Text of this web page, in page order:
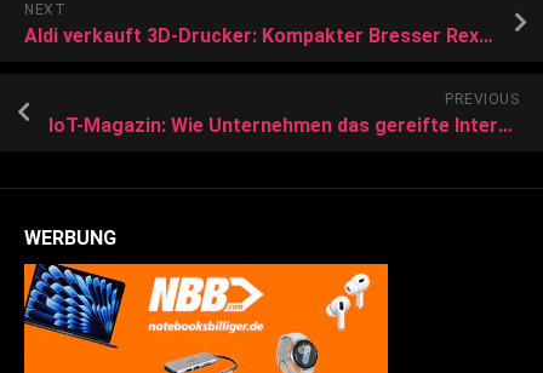
NEXT
Aldi verkauft 3D-Drucker: Kompakter Bresser Rex mit WLAN und Kamera zum günstigen Preis im Angebot
PREVIOUS
IoT-Magazin: Wie Unternehmen das gereifte Internet of Things clever einsetzen
WERBUNG